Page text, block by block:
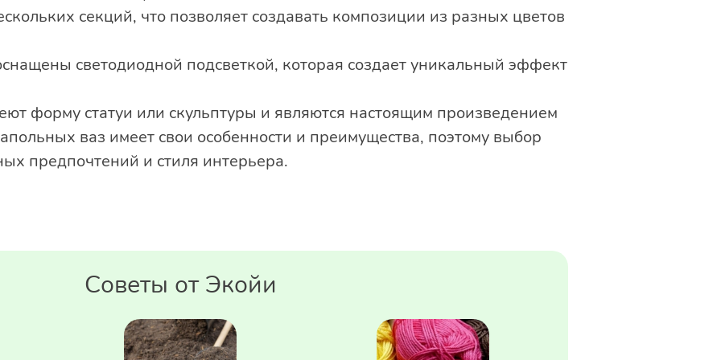
секций, что позволяет создавать композиции из разных цветов
светодиодной подсветкой, которая создает уникальный эффект
форму статуи или скульптуры и являются настоящим произведением
ваз имеет свои особенности и преимущества, поэтому выбор
предпочтений и стиля интерьера.
Советы от Экойи